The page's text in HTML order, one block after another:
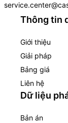
Thông tin
Giới thiệu
Giải pháp
Bảng giá
Liên hệ
Dữ liệu
Bản án